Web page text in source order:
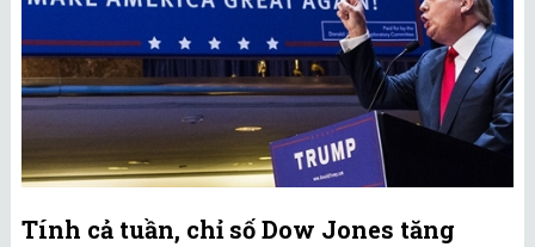
Tính cả tuần, chỉ số Dow Jones tăng